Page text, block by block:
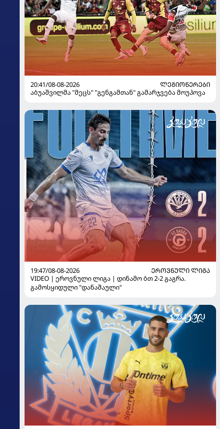
20:41/08-08-2026
ᲚᲔᲒᲘᲝᲜᲔᲠᲔᲑᲘ
აბუაშვილმა "მეცს" "გენგამთან" გამარჯვება მოუპოვა
19:47/08-08-2026
ᲔᲠᲝᲕᲜᲣᲚᲘ ᲚᲘᲒᲐ
VIDEO | ეროვნული ლიგა | დინამო ბთ 2-2 გაგრა.
გამოსყიდული "დანაშაული"